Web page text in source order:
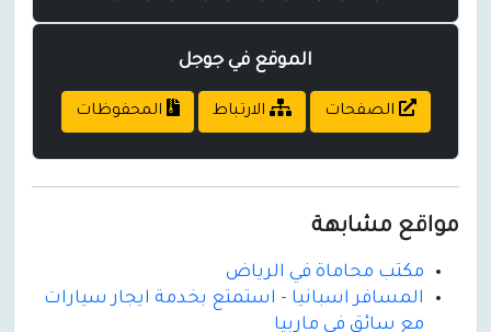
الموقع في جوجل
الصفحات الارتباط المحفوظات
مواقع مشابهة
مكتب محاماة في الرياض
المسافر اسبانيا - استمتع بخدمة ايجار سيارات
مع سائق في ماربيا